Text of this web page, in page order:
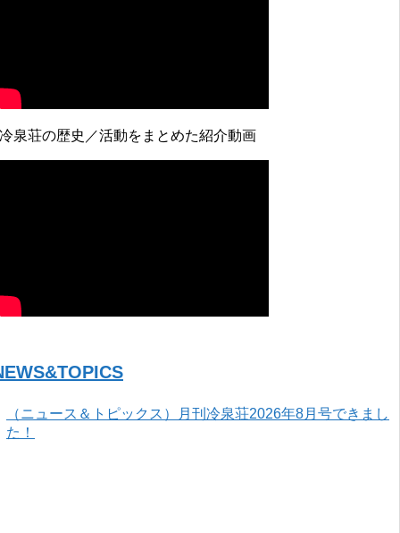
泉荘の歴史／活動をまとめた紹介動画
（ニュース＆トピックス）月刊冷泉荘2026年8月号できまし
た！